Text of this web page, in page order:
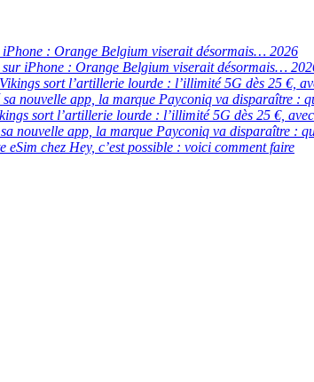
iPhone : Orange Belgium viserait désormais… 2026
sur iPhone : Orange Belgium viserait désormais…
sort l’artillerie lourde : l’illimité 5G dès 25 €,
nouvelle app, la marque Payconiq va disparaître :
sort l’artillerie lourde : l’illimité 5G dès 25 €,
nouvelle app, la marque Payconiq va disparaître :
eSim chez Hey, c’est possible : voici comment faire